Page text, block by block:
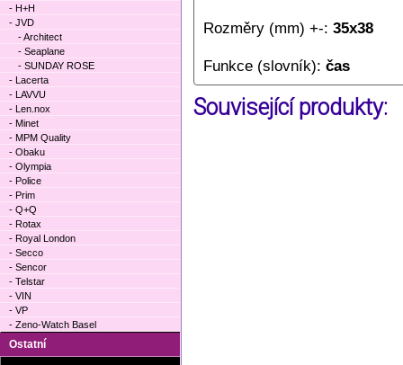
Rozměry (mm) +-: 35x38
Funkce (slovník): čas
Související produkty:
- H+H
- JVD
- Architect
- Seaplane
- SUNDAY ROSE
- Lacerta
- LAVVU
- Len.nox
- Minet
- MPM Quality
- Obaku
- Olympia
- Police
- Prim
- Q+Q
- Rotax
- Royal London
- Secco
- Sencor
- Telstar
- VIN
- VP
- Zeno-Watch Basel
Ostatní